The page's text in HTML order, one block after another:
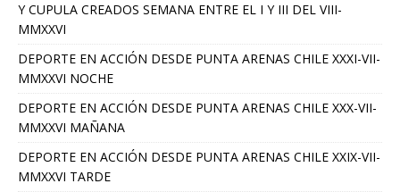
Y CUPULA CREADOS SEMANA ENTRE EL I Y III DEL VIII-
MMXXVI
DEPORTE EN ACCIÓN DESDE PUNTA ARENAS CHILE XXXI-VII-
MMXXVI NOCHE
DEPORTE EN ACCIÓN DESDE PUNTA ARENAS CHILE XXX-VII-
MMXXVI MAÑANA
DEPORTE EN ACCIÓN DESDE PUNTA ARENAS CHILE XXIX-VII-
MMXXVI TARDE